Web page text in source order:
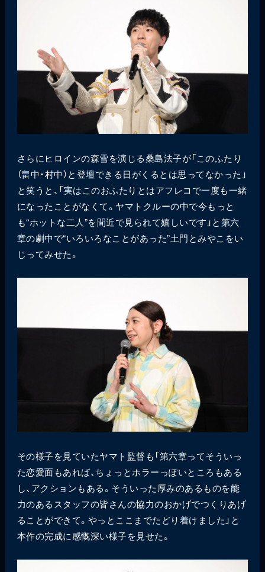
さらにヒロインの森雪を演じる桑島法子が「このふたり
（畠中・村中）と登壇できる日がくるとは思ってなかった」
と笑うと、「実はこのおふたりとはアフレコで一度も一緒
になったことがなくて。ヤマトクルーの中で今もっと
も“ホットな二人”を間近で見られて嬉しいです」と第六
章の劇中で“いろいろなことがあった”土門とみやこをい
じってみせた。
その様子を見ていたヤマト監督も「第六章ってそういっ
た恋愛面もあれば、ちょっとホラーっぽいところもある
し、アクションもある。そういった厚みのあるものを能
力のあるスタッフの皆さんの協力のおかげでつくりあげ
ることができて。やっとここまでたどり着けました」と
本作の完成に感慨深い様子を見せた。